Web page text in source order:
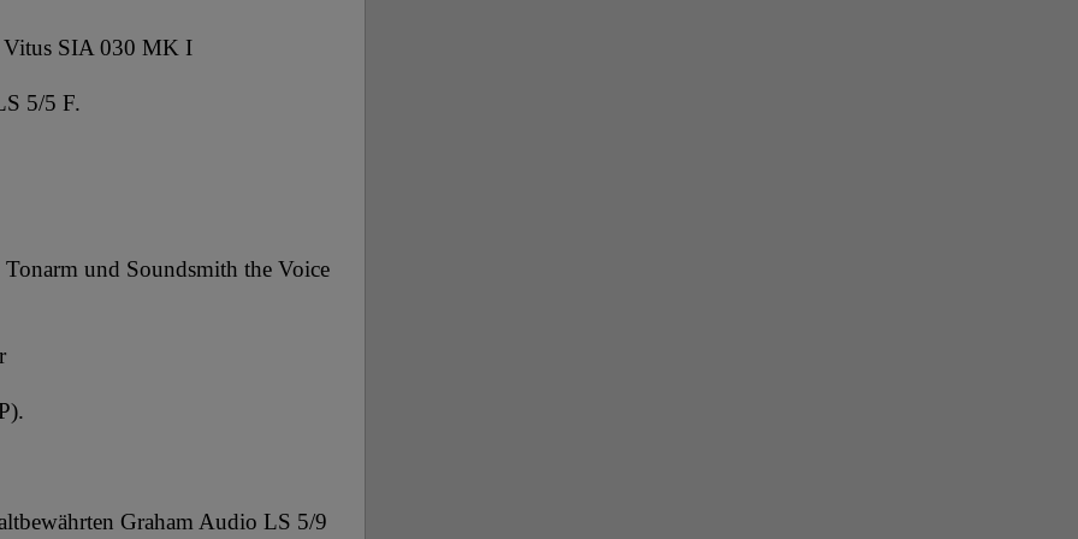
Vitus SIA 030 MK I
5/5 F.
und Soundsmith the Voice
Graham Audio LS 5/9